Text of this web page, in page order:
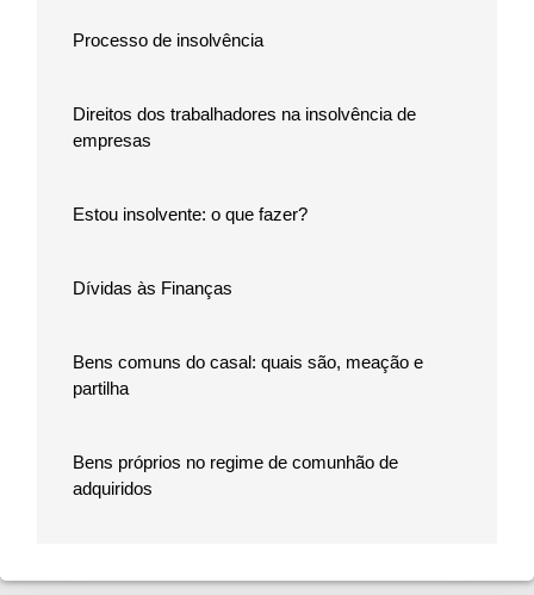
Processo de insolvência
Direitos dos trabalhadores na insolvência de
empresas
Estou insolvente: o que fazer?
Dívidas às Finanças
Bens comuns do casal: quais são, meação e
partilha
Bens próprios no regime de comunhão de
adquiridos